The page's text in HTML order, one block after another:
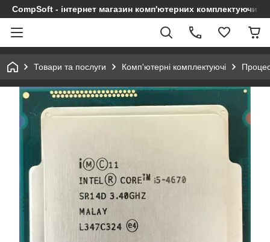
CompSoft - інтернет магазин комп'ютерних комплектуючих
Товари та послуги Комп'ютерні комплектуючі